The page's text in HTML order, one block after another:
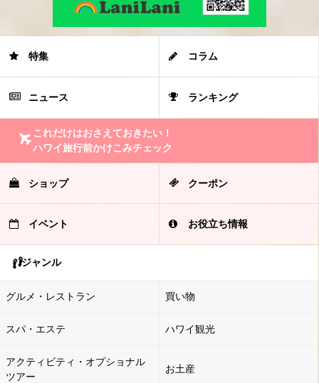
特集 コラム
ニュース ランキング
これだけはおさえておきたい！
ハワイ旅行前かけこみチェック
ショップ クーポン
イベント お役立ち情報
ジャンル
グルメ・レストラン 買い物
スパ・エステ ハワイ観光
アクティビティ・オプショナル
ツアー
お土産